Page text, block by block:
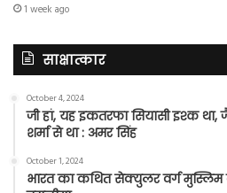
1 week ago
साक्षात्कार
October 4, 2024
जी हां, यह इकतरफा सियासी इश्क
शर्मा से था : अमर सिंह
October 1, 2024
भारत का कथित सेक्युलर वर्ग मुस्लिम